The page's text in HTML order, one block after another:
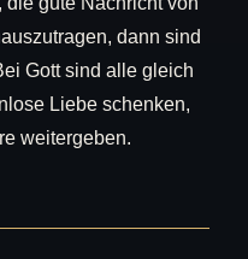
dann sind
Gott sind alle gleich
Liebe schenken,
weitergeben.